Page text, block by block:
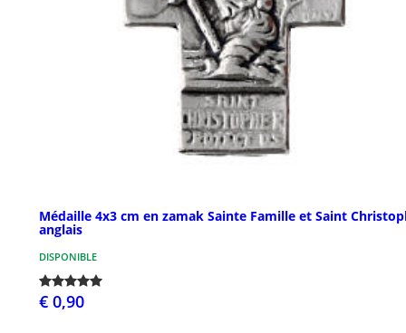
Médaille 4x3 cm en zamak Sainte Famille et Saint
anglais
DISPONIBLE
€ 0,90